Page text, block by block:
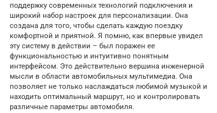
поддержку современных технологий подключения и
широкий набор настроек для персонализации. Она
создана для того, чтобы сделать каждую поездку
комфортной и приятной. Я помню, как впервые увидел
эту систему в действии – был поражен ее
функциональностью и интуитивно понятным
интерфейсом. Это действительно вершина инженерной
мысли в области автомобильных мультимедиа. Она
позволяет не только наслаждаться любимой музыкой и
находить оптимальный маршрут, но и контролировать
различные параметры автомобиля.